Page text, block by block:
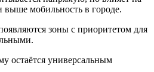
выше мобильность в городе.
зоны с приоритетом для
остаётся универсальным